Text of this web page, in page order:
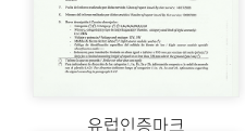
유럽인증마크